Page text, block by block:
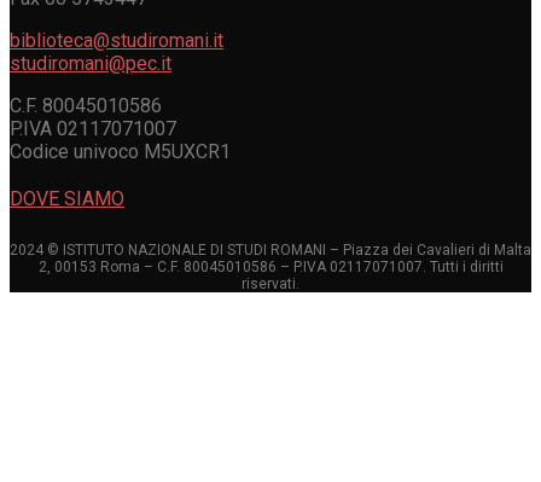
biblioteca@studiromani.it
studiromani@pec.it
C.F. 80045010586
P.IVA 02117071007
Codice univoco M5UXCR1
DOVE SIAMO
2024 © ISTITUTO NAZIONALE DI STUDI ROMANI – Piazza dei Cavalieri di Malta
2, 00153 Roma – C.F. 80045010586 – P.IVA 02117071007. Tutti i diritti
riservati.